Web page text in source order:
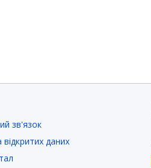
зв'язок
відкритих даних